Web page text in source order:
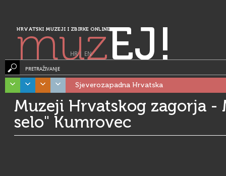
HRVATSKI MUZEJI I ZBIRKE ONLINE
muzEJ!
HR| EN
PRETRAŽIVANJE
Sjeverozapadna Hrvatska
Muzeji Hrvatskog zagorja -
selo" Kumrovec